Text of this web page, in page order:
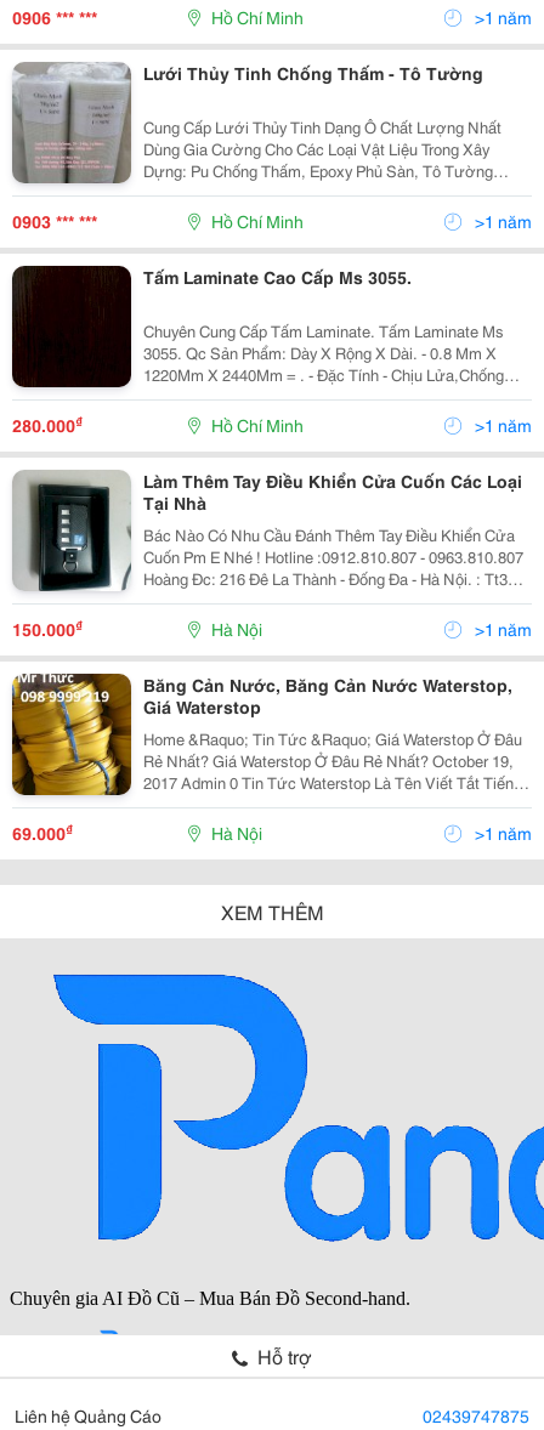
0906 *** *** Hồ Chí Minh >1 năm
Lưới Thủy Tinh Chống Thấm - Tô Tường
Cung Cấp Lưới Thủy Tinh Dạng Ô Chất Lượng Nhất
Dùng Gia Cường Cho Các Loại Vật Liệu Trong Xây
Dựng: Pu Chống Thấm, Epoxy Phủ Sàn, Tô Tường
Tránh Bị Nứt Và Lưới Thủy Tinh Chắn Muỗi, Côn
Trùng... Lưới Thủy Tinh Dùng Tô Tường Gồm 3 Loại
60G/M2 -...
0903 *** *** Hồ Chí Minh >1 năm
Tấm Laminate Cao Cấp Ms 3055.
Chuyên Cung Cấp Tấm Laminate. Tấm Laminate Ms
3055. Qc Sản Phẩm: Dày X Rộng X Dài. - 0.8 Mm X
1220Mm X 2440Mm = . - Đặc Tính - Chịu Lửa,Chống
Nước,Chống Xước,Chống Va Đập ,Chống Phai
Mầu,Chống Mối Mọt Và Tác Động Của Hóa Chất,Dễ Vệ
280.000₫ Hồ Chí Minh >1 năm
Làm Thêm Tay Điều Khiển Cửa Cuốn Các Loại
Tại Nhà
Bác Nào Có Nhu Cầu Đánh Thêm Tay Điều Khiển Cửa
Cuốn Pm E Nhé ! Hotline :0912.810.807 - 0963.810.807
Hoàng Đc: 216 Đê La Thành - Đống Đa - Hà Nội. : Tt3
Khu Đô Thị Văn Quán - Hà Đông - Hà Nội. (Nhà ) 1.Điều
Khiển Cửa Cuốn Austdoor 4 Nú
150.000₫ Hà Nội >1 năm
Băng Cản Nước, Băng Cản Nước Waterstop,
Giá Waterstop
Home &Raquo; Tin Tức &Raquo; Giá Waterstop Ở Đâu
Rẻ Nhất? Giá Waterstop Ở Đâu Rẻ Nhất? October 19,
2017 Admin 0 Tin Tức Waterstop Là Tên Viết Tắt Tiếng
Anh Và Tên Chuẩn Quốc Tế Một Loại Vật Liêu Chống
Thấm Quá Nỗi Quen Thuộc Với Mọi
69.000₫ Hà Nội >1 năm
XEM THÊM
Hỗ trợ
Liên hệ Quảng Cáo 02439747875